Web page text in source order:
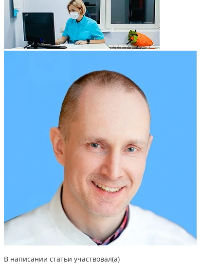
В написании статьи участвовал(а)